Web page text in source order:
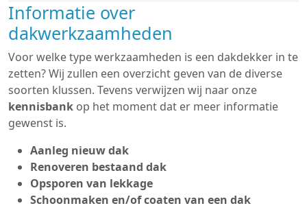
Informatie over
dakwerkzaamheden
Voor welke type werkzaamheden is een dakdekker in te
zetten? Wij zullen een overzicht geven van de diverse
soorten klussen. Tevens verwijzen wij naar onze
kennisbank op het moment dat er meer informatie
gewenst is.
Aanleg nieuw dak
Renoveren bestaand dak
Opsporen van lekkage
Schoonmaken en/of coaten van een dak